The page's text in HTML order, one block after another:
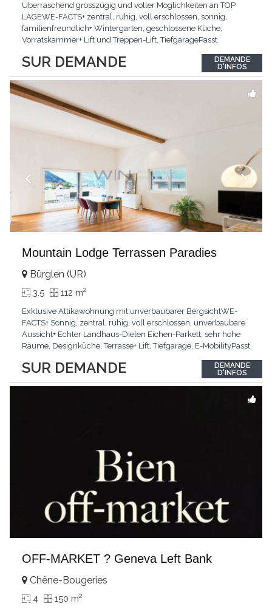
SUR DEMANDE
Überraschend grosszügig und voller Möglichkeiten an TOP
LAGEWE-FACTS+ zentral, ruhig, voll erschlossen, sonnig,
familienfreundlich+ Wintergarten, geschlossene Küche,
Vorratskammer+ Lift und Treppen-Lift, TiefgaragePasst
Wintergarten schaffen ein lichtdurchflutetes
Wunder.Interessiert? JETZT anrufen: +41 76 507 21 32
DEMANDE
D'INFOS
Mountain Lodge Terrassen Paradies
SUR DEMANDE
Bürglen (UR)
3.5 112 m2
Exklusive Attikawohnung mit unverbaubarer BergsichtWE-
FACTS+ Sonnig, zentral, ruhig, voll erschlossen, unverbaubare
Aussicht+ Echter Landhaus-Dielen Eichen-Parkett, sehr hohe
Räume, Designküche, Terrasse+ Lift, Tiefgarage, E-MobilityPasst
ArchitekturKLARTEXT: Grosszügig, sonnig und kompromisslos
hochwertig mit Logenplatz.Interessiert?...
DEMANDE
D'INFOS
OFF-MARKET ? Geneva Left Bank
Chêne-Bougeries
4 150 m2